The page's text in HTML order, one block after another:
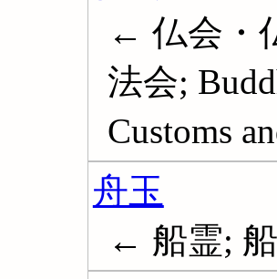
← 仏会・
法会;
Customs
舟玉
← 船霊;